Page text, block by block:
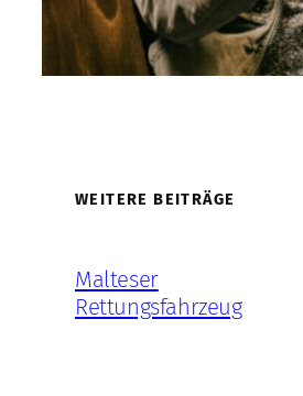
WEITERE BEITRÄGE
Malteser
Rettungsfahrzeug